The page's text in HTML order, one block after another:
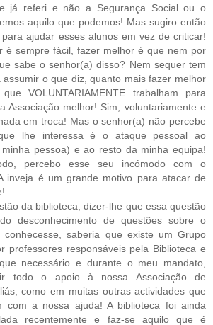
já referi e não a Segurança Social ou o
aquilo que podemos! Mas sugiro então
ajudar esses alunos em vez de criticar!
é sempre fácil, fazer melhor é que nem por
sabe o senhor(a) disso? Nem sequer tem
assumir o que diz, quanto mais fazer melhor
VOLUNTARIAMENTE trabalham para
Associação melhor! Sim, voluntariamente e
em troca! Mas o senhor(a) não percebe
lhe interessa é o ataque pessoal ao
pessoa) e ao resto da minha equipa!
percebo esse seu incómodo com o
inveja é um grande motivo para atacar de
da biblioteca, dizer-lhe que essa questão
desconhecimento de questões sobre o
conhecesse, saberia que existe um Grupo
professores responsáveis pela Biblioteca e
necessário e durante o meu mandato,
todo o apoio à nossa Associação de
como em muitas outras actividades que
com a nossa ajuda! A biblioteca foi ainda
recentemente e faz-se aquilo que é